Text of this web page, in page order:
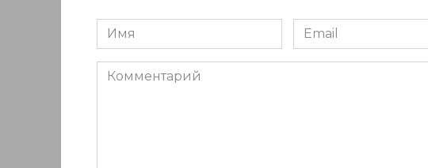
Имя
*
Email
*
Комментарий